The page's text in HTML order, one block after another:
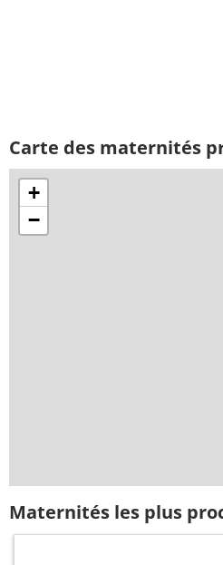
Carte des maternités
+
−
Maternités les plus